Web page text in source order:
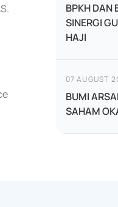
BPKH DAN
SINERGI
HAJI
07 AUGUST
BUMI
SAHAM